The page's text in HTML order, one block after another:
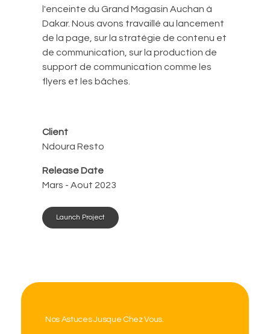
l'enceinte du Grand Magasin Auchan à
Dakar. Nous avons travaillé au lancement
de la page, sur la stratégie de contenu et
de communication, sur la production de
support de communication comme les
flyers et les bâches.
Client
Ndoura Resto
Release Date
Mars - Aout 2023
Launch Project
Nos Astuces Jusque Chez Vous.